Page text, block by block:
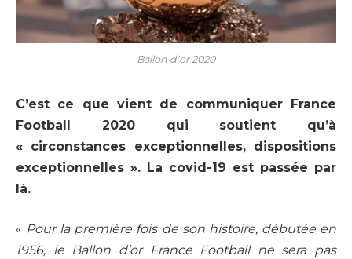
Ballon d'or 2020
C’est ce que vient de communiquer France
Football 2020 qui soutient qu’à
« circonstances exceptionnelles, dispositions
exceptionnelles ». La covid-19 est passée par
là.
« Pour la première fois de son histoire, débutée en
1956, le Ballon d’or France Football ne sera pas